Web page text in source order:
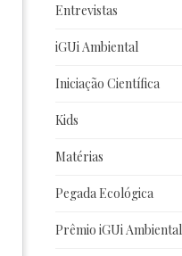
Entrevistas
iGUi Ambiental
Iniciação Científica
Kids
Matérias
Pegada Ecológica
Prêmio iGUi Ambiental